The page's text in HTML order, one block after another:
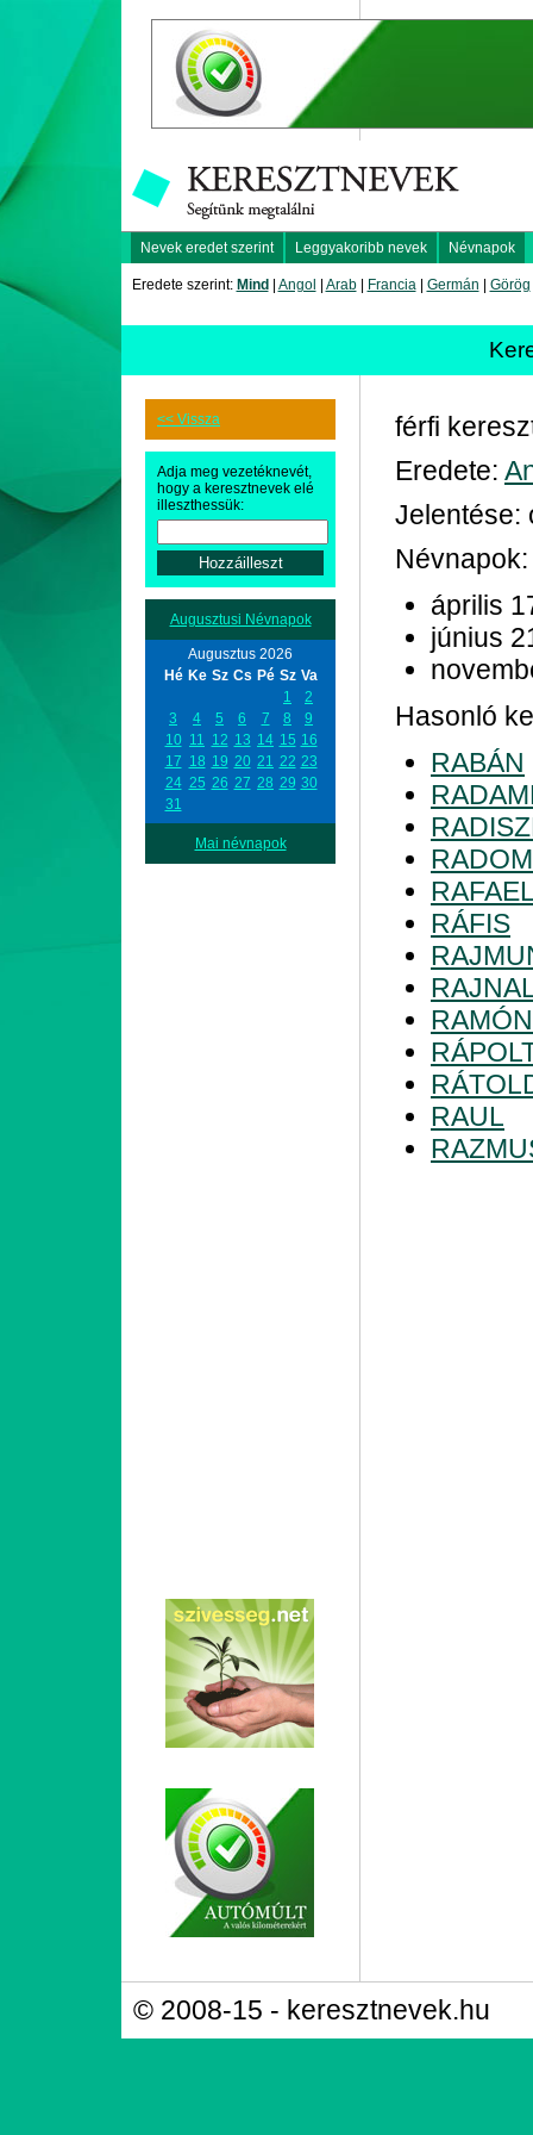
Nevek eredet szerint Leggyakoribb nevek Névnapok
Eredete szerint: Mind Angol Arab| Francia| Germán Görög
<< Vissza
Adja meg vezetéknevét,
hogy a keresztnevek elé
illeszthessük:
Augusztusi Névnapok
Augusztus 2026
Hé Ke Sz Cs Pé Sz Va
1
2
3
4 5 6 7 8
9
10 11 12 13 14 15 16
17 18 19 20 21 22 23
24 25 26 27 28 29 30
31
Mai névnapok
férfi
Eredete:
Jelentése:
Névnapok:
április
június
Hasonló
RABÁN
RÁFIS
RAMÓN
RAUL
© 2008-15 - keresztnevek.hu